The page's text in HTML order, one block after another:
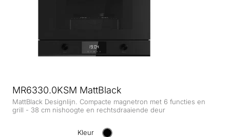
MR6330.0KSM MattBlack
MattBlack Designlijn. Compacte magnetron met 6 functies en
grill - 38 cm nishoogte en rechtsdraaiende deur
Kleur